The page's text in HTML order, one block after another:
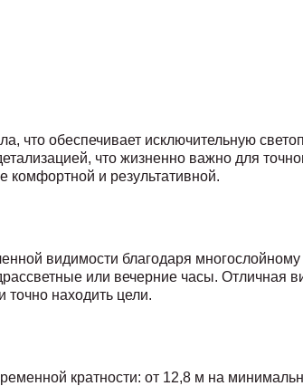
что обеспечивает исключительную
что жизненно важно для
комфортной и результативной.
видимости благодаря
или вечерние часы. Отличная
точно находить цели.
кратности: от 12,8 м на